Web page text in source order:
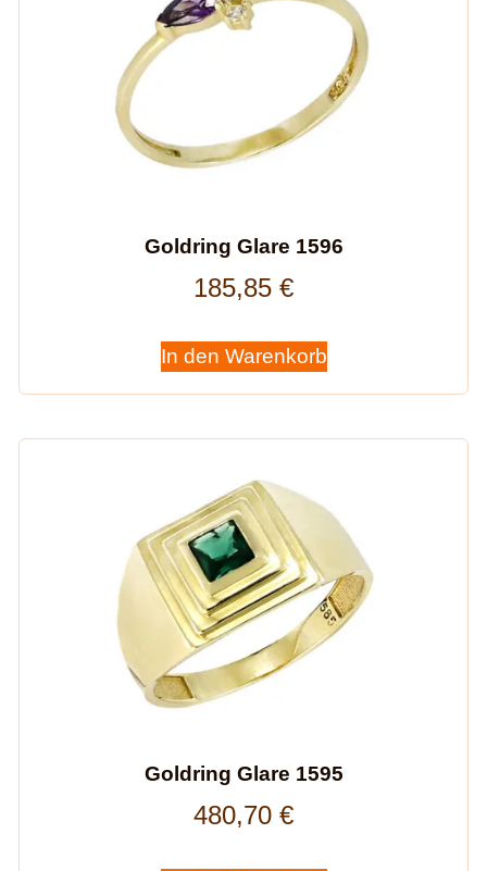
Goldring Glare 1596
185,85 €
In den Warenkorb
Goldring Glare 1595
480,70 €